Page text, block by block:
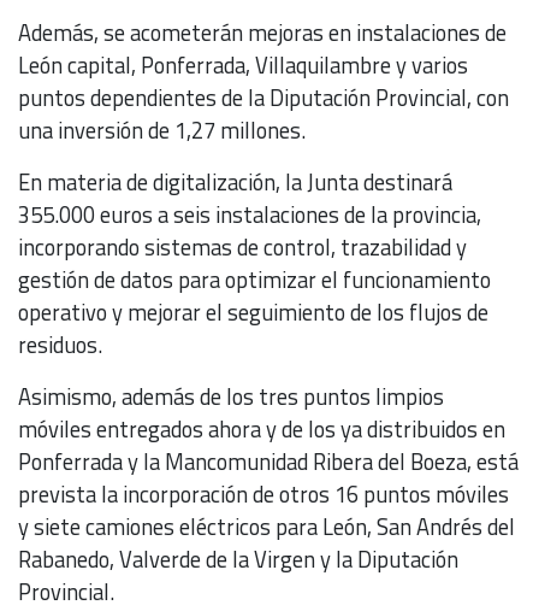
Además, se acometerán mejoras en instalaciones de
León capital, Ponferrada, Villaquilambre y varios
puntos dependientes de la Diputación Provincial, con
una inversión de 1,27 millones.
En materia de digitalización, la Junta destinará
355.000 euros a seis instalaciones de la provincia,
incorporando sistemas de control, trazabilidad y
gestión de datos para optimizar el funcionamiento
operativo y mejorar el seguimiento de los flujos de
residuos.
Asimismo, además de los tres puntos limpios
móviles entregados ahora y de los ya distribuidos en
Ponferrada y la Mancomunidad Ribera del Boeza, está
prevista la incorporación de otros 16 puntos móviles
y siete camiones eléctricos para León, San Andrés del
Rabanedo, Valverde de la Virgen y la Diputación
Provincial.